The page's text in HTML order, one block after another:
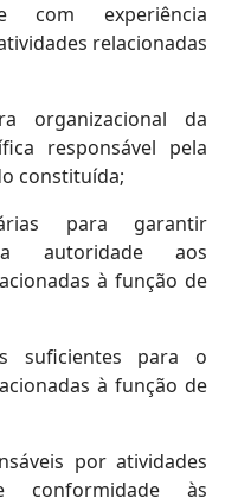
com experiência
relacionadas
organizacional da
responsável pela
constituída;
para garantir
autoridade aos
à função de
suficientes para o
à função de
por atividades
conformidade às